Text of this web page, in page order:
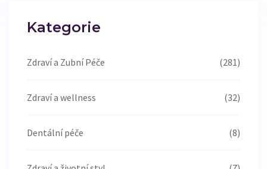
Kategorie
Zdraví a Zubní Péče (281)
Zdraví a wellness (32)
Dentální péče (8)